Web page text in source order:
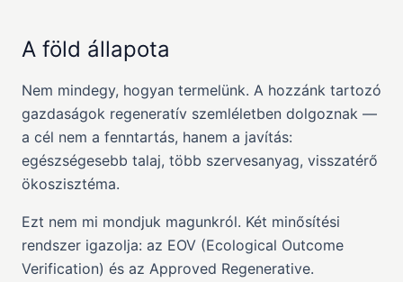
A föld állapota
Nem mindegy, hogyan termelünk. A hozzánk tartozó
gazdaságok regeneratív szemléletben dolgoznak —
a cél nem a fenntartás, hanem a javítás:
egészségesebb talaj, több szervesanyag, visszatérő
ökoszisztéma.
Ezt nem mi mondjuk magunkról. Két minősítési
rendszer igazolja: az EOV (Ecological Outcome
Verification) és az Approved Regenerative.